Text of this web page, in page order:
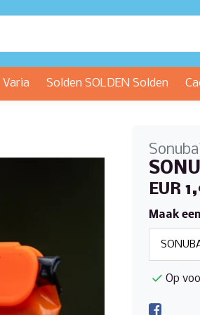
Varia Solden SOLDEN Solden
EUR
Maak
Op